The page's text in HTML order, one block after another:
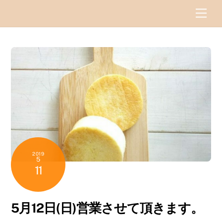
2019
5
11
5月12日(日)営業させて頂きます。